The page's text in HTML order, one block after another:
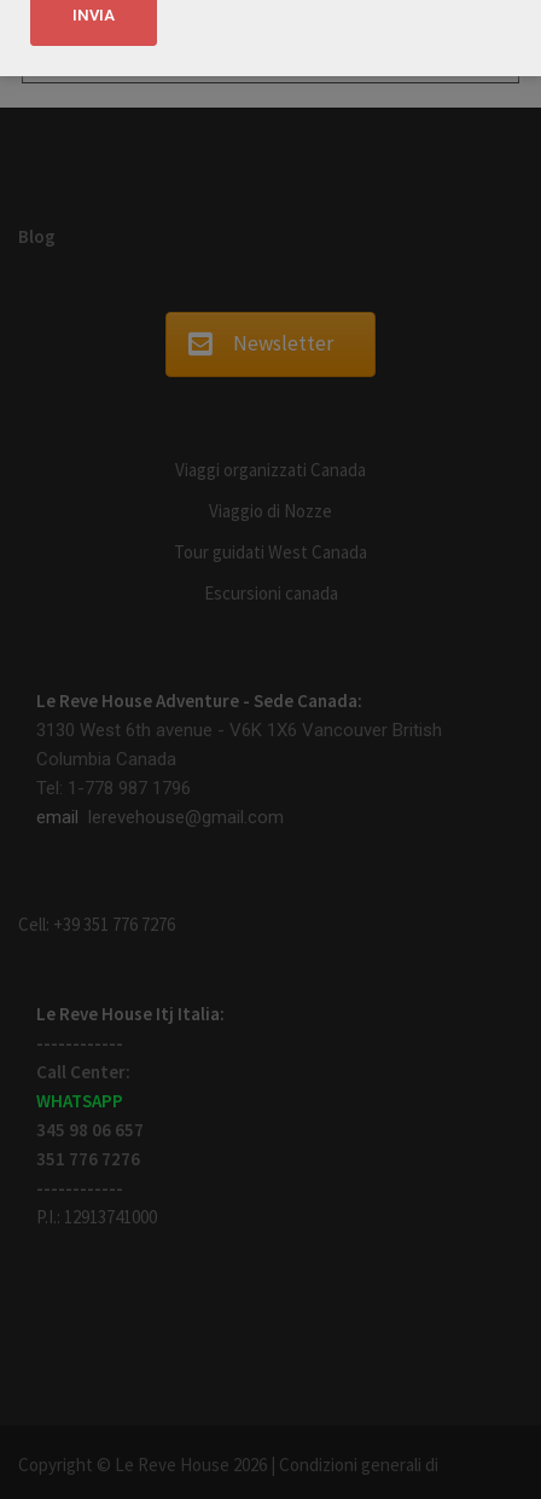
Blog
Newsletter
Viaggi organizzati Canada
Viaggio di Nozze
Tour guidati West Canada
Escursioni canada
Le Reve House Adventure - Sede Canada:
3130 West 6th avenue - V6K 1X6 Vancouver British
Columbia Canada
Tel: 1-778 987 1796
email lerevehouse@gmail.com
Cell: +39 351 776 7276
Le Reve House Itj Italia:
------------
Call Center:
WHATSAPP
345 98 06 657
351 776 7276
------------
P.I.: 12913741000
Copyright © Le Reve House 2026 | Condizioni generali di